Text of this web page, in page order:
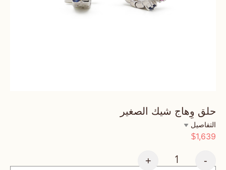
حلق وِهاج شيك الصغير
التفاصيل
$1,639
-
+